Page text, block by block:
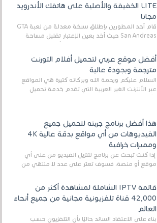
LITE الخفيفة والأصلية على هاتفك الأندرويد
مجانا
قام أحد المطورين بإطلاق نسخة معدلة من لعبة GTA
San Andreas حيث أخد بعين الإعتبار تقليل مساحة
أفضل موقع عربي لتحميل أفلام التورنت
مترجمة وبجودة عالية
السلام عليكم ورحمة الله وبركاته كثيرة هي المواقع
عبر الأنترنت الغير العربية التي تقدم خدمة تحميل
الأفلام على التورنت ، ومعظم هذه المواقع ل...
هذا أفضل برنامج جربته لتحميل جميع
الفيديوهات من أي مواقع بدقة عالية 4K
ومميزات خرافية
إذا كنت تبحث عن برنامج لتنزيل الفيديو من على أي
موقع أو منصة، فسوف تعثر على عدد لا منتهي من
قائمة IPTV الشاملة لمشاهدة أكثر من
42,000 قناة تلفزيونية مجانية من جميع أنحاء
العالم
بناءً على الاعتقاد السائد حاليًا بأن التلفزيون حسب